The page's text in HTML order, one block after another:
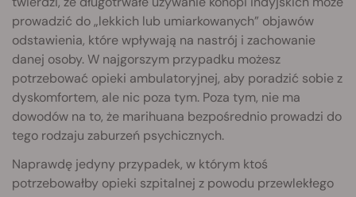
prowadzić do „lekkich lub umiarkowanych” objawów
odstawienia, które wpływają na nastrój i zachowanie
danej osoby. W najgorszym przypadku możesz
potrzebować opieki ambulatoryjnej, aby poradzić sobie z
dyskomfortem, ale nic poza tym. Poza tym, nie ma
dowodów na to, że marihuana bezpośrednio prowadzi do
tego rodzaju zaburzeń psychicznych.
Naprawdę jedyny przypadek, w którym ktoś
potrzebowałby opieki szpitalnej z powodu przewlekłego